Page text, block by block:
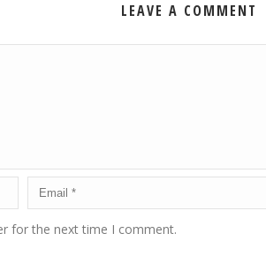
LEAVE A COMMENT
for the next time I comment.